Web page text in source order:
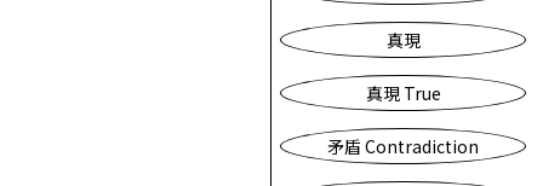
真現
真現 True
矛盾 Contradiction